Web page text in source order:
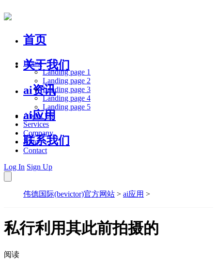
首页
关于我们
ai资讯
ai应用
联系我们
Home
Landing page 1
Landing page 2
Landing page 3
Landing page 4
Landing page 5
About Us
Services
Company
Blog
Contact
Log In Sign Up
伟德国际(bevictor)官方网站 > ai应用 >
私行利用其此前拍摄的
阅读